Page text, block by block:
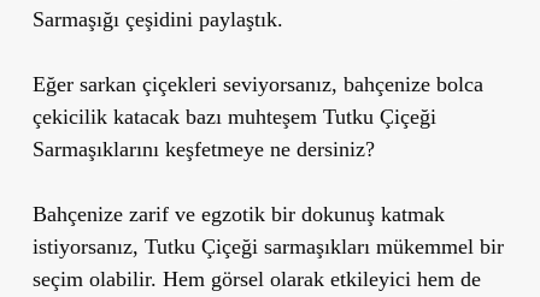
Sarmaşığı çeşidini paylaştık.
Eğer sarkan çiçekleri seviyorsanız, bahçenize bolca
çekicilik katacak bazı muhteşem Tutku Çiçeği
Sarmaşıklarını keşfetmeye ne dersiniz?
Bahçenize zarif ve egzotik bir dokunuş katmak
istiyorsanız, Tutku Çiçeği sarmaşıkları mükemmel bir
seçim olabilir. Hem görsel olarak etkileyici hem de